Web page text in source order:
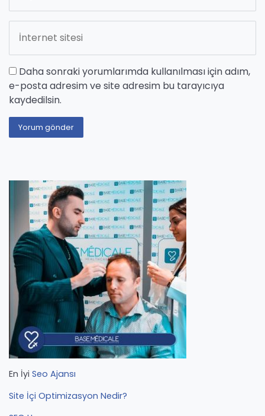
Daha sonraki yorumlarımda kullanılması için adım,
e-posta adresim ve site adresim bu tarayıcıya
kaydedilsin.
En İyi Seo Ajansı
Site İçi Optimizasyon Nedir?